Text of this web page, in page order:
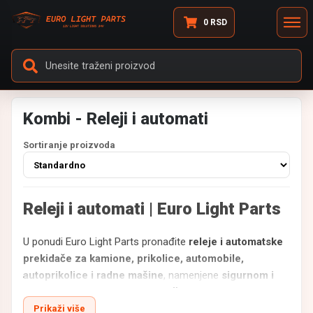
0 RSD
Kombi - Releji i automati
Sortiranje proizvoda
Releji i automati | Euro Light Parts
U ponudi Euro Light Parts pronađite releje i automatske
prekidače za kamione, prikolice, automobile,
autoprikolice i radne mašine, namenjene sigurnom i
pouzdanom upravljanju električnim sistemima vozila
Naši proizvodi su izrađeni od
Prikaži više